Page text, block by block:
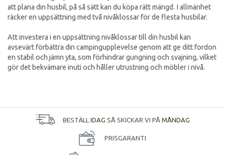
att plana din husbil, på så sätt kan du köpa rätt mängd. I allmänhet
räcker en uppsättning med två nivåklossar för de flesta husbilar.
Att investera i en uppsättning nivåklossar till din husbil kan
avsevärt förbättra din campingupplevelse genom att ge ditt fordon
en stabil och jämn yta, som förhindrar gungning och svajning, vilket
gör det bekvämare inuti och håller utrustning och möbler i nivå.
BESTÄLL IDAG SÅ SKICKAR VI PÅ MÅNDAG
PRISGARANTI